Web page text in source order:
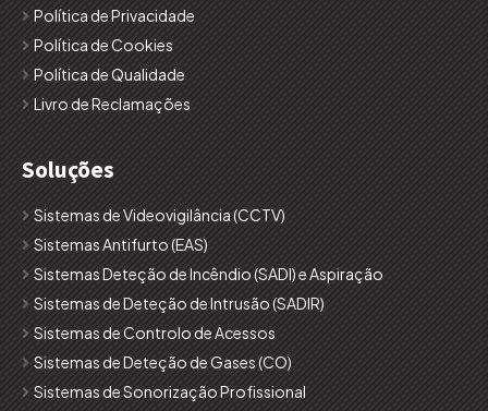
Política de Privacidade
Política de Cookies
Política de Qualidade
Livro de Reclamações
Soluções
Sistemas de Videovigilância (CCTV)
Sistemas Antifurto (EAS)
Sistemas Deteção de Incêndio (SADI) e Aspiração
Sistemas de Deteção de Intrusão (SADIR)
Sistemas de Controlo de Acessos
Sistemas de Deteção de Gases (CO)
Sistemas de Sonorização Profissional